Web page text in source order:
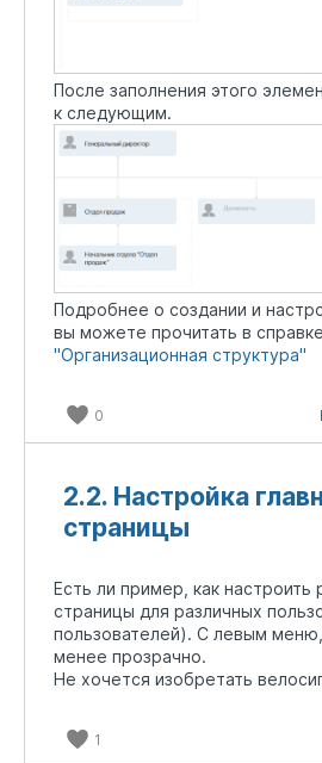
После заполнения этого
к следующим.
Подробнее о создании и
вы можете прочитать в
"Организационная структура"
0
2.2. Настройка
страницы
Есть ли пример, как настроить
страницы для различных
пользователей). С левым
менее прозрачно.
Не хочется изобретать
1